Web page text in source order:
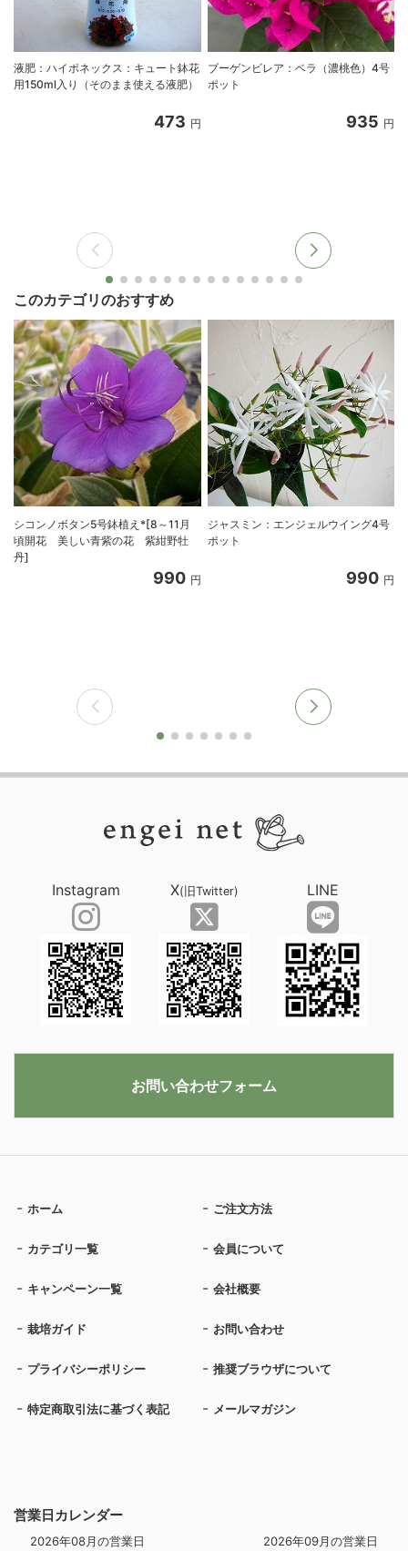
液肥：ハイポネックス：キュート鉢花
用150ml入り（そのまま使える液肥）
473 円
ブーゲンビレア：ベラ（濃桃色）4号
ポット
935 円
このカテゴリのおすすめ
シコンノボタン5号鉢植え*[8～11月
頃開花 美しい青紫の花 紫紺野牡
丹]
990 円
ジャスミン：エンジェルウイング4号
ポット
990 円
営業日カレンダー
2026年08月の営業日 2026年09月の営業日
ホーム ご注文方法
カテゴリ一覧 会員について
キャンペーン一覧 会社概要
栽培ガイド お問い合わせ
プライバシーポリシー 推奨ブラウザについて
特定商取引法に基づく表記 メールマガジン
Instagram X(旧Twitter) LINE
お問い合わせフォーム